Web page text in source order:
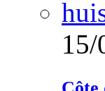
15/